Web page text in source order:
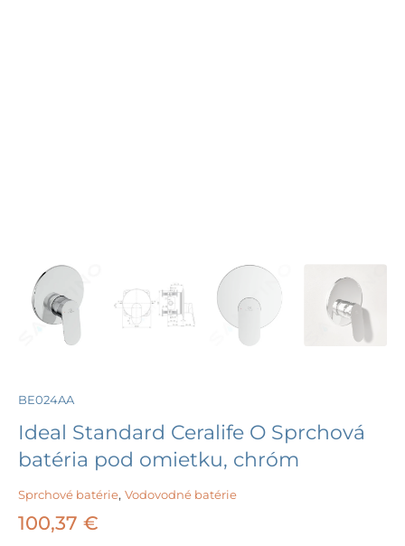
BE024AA
Ideal Standard Ceralife O Sprchová
batéria pod omietku, chróm
Sprchové batérie, Vodovodné batérie
100,37 €